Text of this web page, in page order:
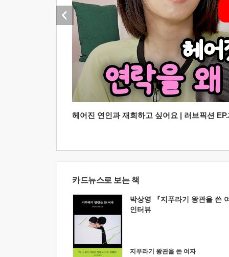
헤어진 연인과 재회하고 싶어요 | 러브픽션
카드뉴스로 보는 책
박상영 『지푸라기 왕관을 쓴
인터뷰
지푸라기 왕관을 쓴 여자